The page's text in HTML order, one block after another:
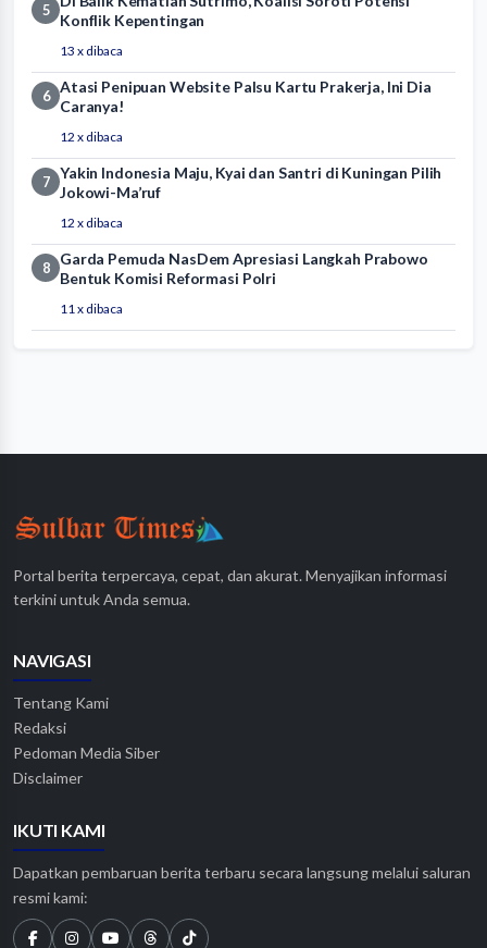
5
Konflik Kepentingan
13 x dibaca
6 Atasi Penipuan Website Palsu Kartu Prakerja, Ini Dia
Caranya!
12 x dibaca
7 Yakin Indonesia Maju, Kyai dan Santri di Kuningan Pilih
Jokowi-Ma’ruf
12 x dibaca
8
Garda Pemuda NasDem Apresiasi Langkah Prabowo
Bentuk Komisi Reformasi Polri
11 x dibaca
Portal berita terpercaya, cepat, dan akurat. Menyajikan informasi
terkini untuk Anda semua.
NAVIGASI
Tentang Kami
Redaksi
Pedoman Media Siber
Disclaimer
IKUTI KAMI
Dapatkan pembaruan berita terbaru secara langsung melalui saluran
resmi kami: